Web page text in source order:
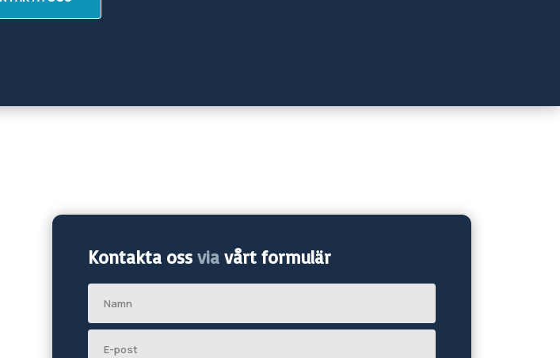
Kontakta oss viavårt formulär